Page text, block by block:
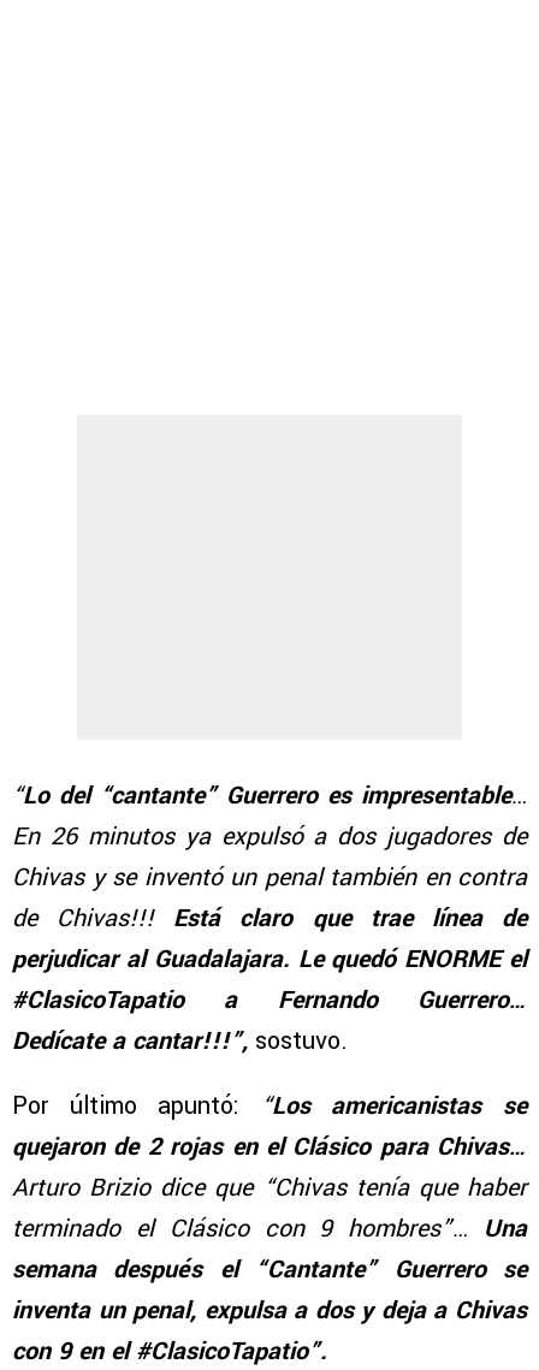
“Lo del “cantante” Guerrero es impresentable…
En 26 minutos ya expulsó a dos jugadores de
Chivas y se inventó un penal también en contra
de Chivas!!! Está claro que trae línea de
perjudicar al Guadalajara. Le quedó ENORME el
#ClasicoTapatio a Fernando Guerrero…
Dedícate a cantar!!!”, sostuvo.
Por último apuntó:
“Los americanistas se
quejaron de 2 rojas en el Clásico para Chivas…
Arturo Brizio dice que “Chivas tenía que haber
terminado el Clásico con 9 hombres”… Una
semana después el “Cantante” Guerrero se
inventa un penal, expulsa a dos y deja a Chivas
con 9 en el #ClasicoTapatio”.